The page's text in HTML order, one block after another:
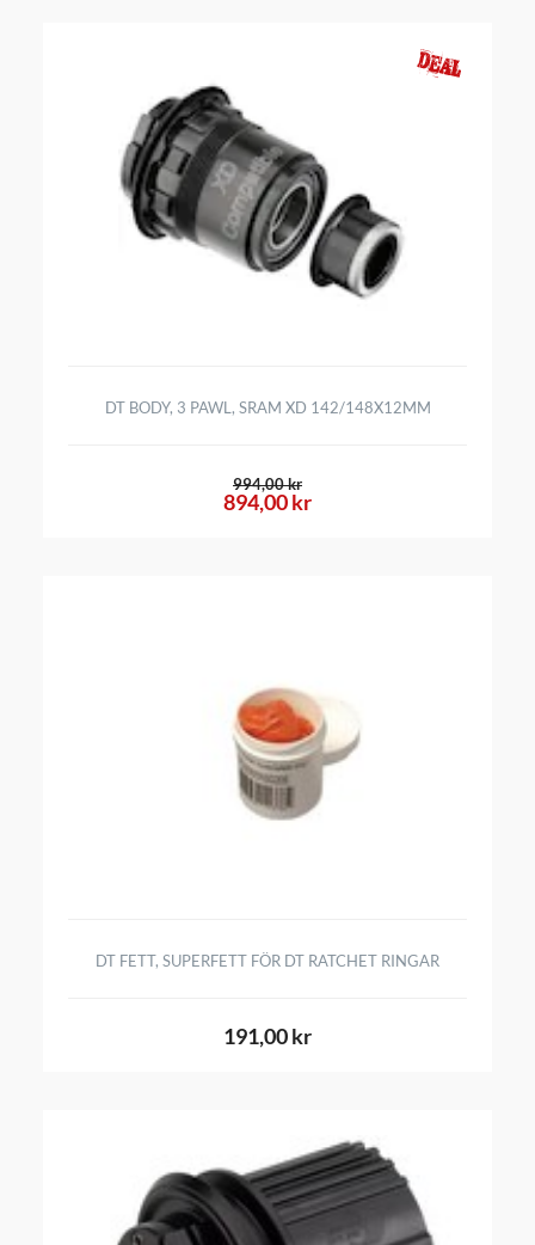
DT BODY, 3 PAWL, SRAM XD 142/148X12MM
894,00 kr
994,00 kr
DT FETT, SUPERFETT FÖR DT RATCHET RINGAR
191,00 kr